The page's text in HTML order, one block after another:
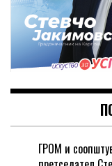
ГРОМ и